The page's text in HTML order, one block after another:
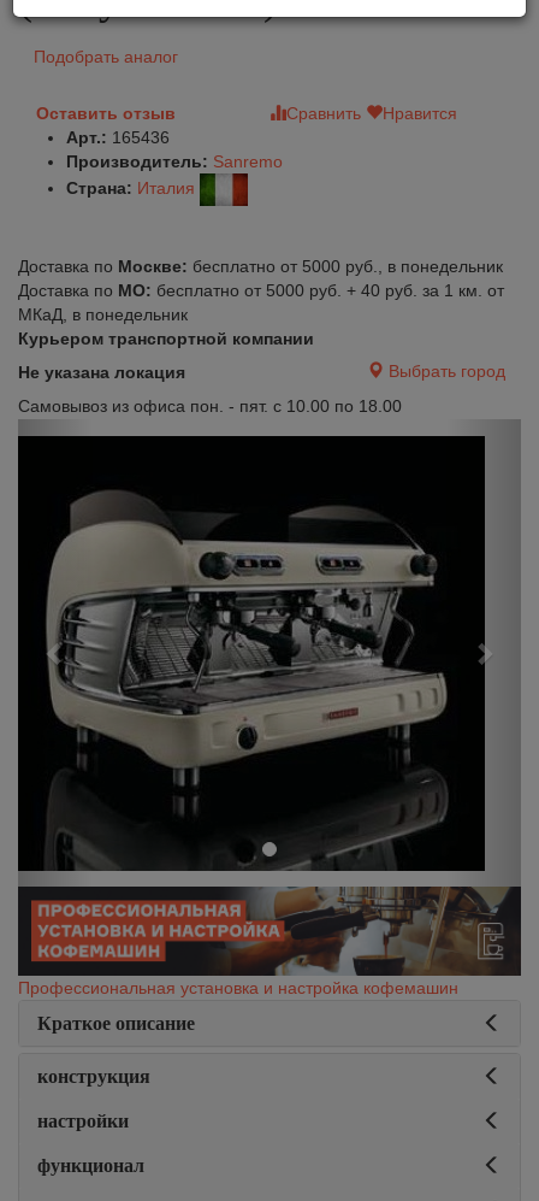
Подобрать аналог
Оставить отзыв Сравнить
Нравится
Арт.: 165436
Производитель: Sanremo
Страна: Италия
Доставка по Москве: бесплатно от 5000 руб., в понедельник
Доставка по МО: бесплатно от 5000 руб. + 40 руб. за 1 км. от
МКаД, в понедельник
Курьером транспортной компании
Не указана локация
Выбрать город
Самовывоз из офиса пон. - пят. с 10.00 по 18.00
Previous Next
Профессиональная установка и настройка кофемашин
Краткое описание
конструкция
настройки
функционал